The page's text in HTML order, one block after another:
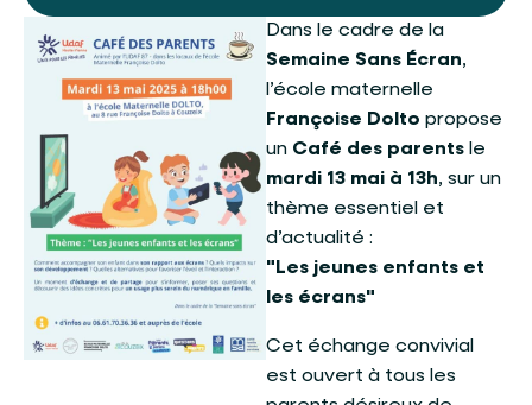
Dans le cadre de la
Semaine Sans Écran,
l’école maternelle
Françoise Dolto propose
un Café des parents le
mardi 13 mai à 13h, sur un
thème essentiel et
d’actualité :
"Les jeunes enfants et
les écrans"
Cet échange convivial
est ouvert à tous les